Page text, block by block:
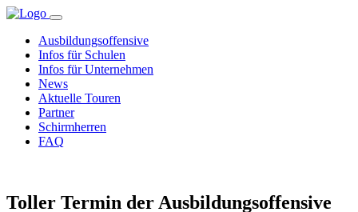
Ausbildungsoffensive
Infos für Schulen
Infos für Unternehmen
News
Aktuelle Touren
Partner
Schirmherren
FAQ
Toller Termin der Ausbildungsoffensive